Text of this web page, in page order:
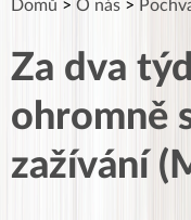
Domů > O nás >
Za dva
ohromně
zažívání